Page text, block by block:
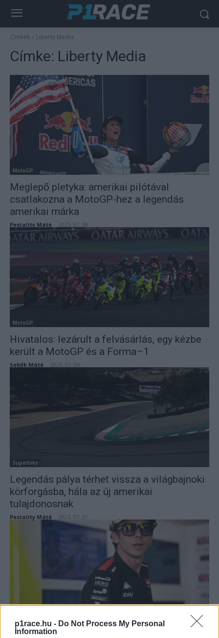
p1race.hu - Do Not Process My Personal
Information
Címkék Liberty Media
Címke: Liberty Media
MotoGP
Meglepő pletyka: amerikai pilótával
csatlakozna a MotoGP-hez a legendás
amerikai márka
Pestality Máté 2025. 07. 08.
MotoGP
Hivatalos: lezárult a felvásárlás, egy kézbe
került a MotoGP és a Forma–1
Sebők Máté 2025. 07. 04.
Superbike
Legendás pálya térhet vissza a világbajnoki
körforgásba, hála az új amerikai
tulajdonosnak
Pestality Máté 2025. 07. 01.
Rossi megorrolt a MotoGP-re? – furcsa